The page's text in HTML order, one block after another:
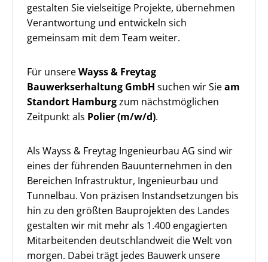
gestalten Sie vielseitige Projekte, übernehmen
Verantwortung und entwickeln sich
gemeinsam mit dem Team weiter.
Für unsereWayss & Freytag
Bauwerkserhaltung GmbH suchen wir Sieam
Standort Hamburgzum nächstmöglichen
Zeitpunkt als Polier (m/w/d).
Als Wayss & Freytag Ingenieurbau AG sind wir
eines der führenden Bauunternehmen in den
Bereichen Infrastruktur, Ingenieurbau und
Tunnelbau. Von präzisen Instandsetzungen bis
hin zu den größten Bauprojekten des Landes
gestalten wir mit mehr als 1.400 engagierten
Mitarbeitenden deutschlandweit die Welt von
morgen. Dabei trägt jedes Bauwerk unsere